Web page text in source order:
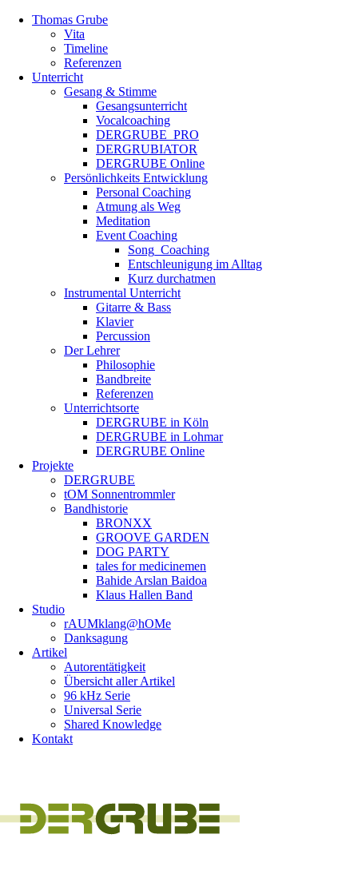
Thomas Grube
Vita
Timeline
Referenzen
Unterricht
Gesang & Stimme
Gesangsunterricht
Vocalcoaching
DERGRUBE_PRO
DERGRUBIATOR
DERGRUBE Online
Persönlichkeits Entwicklung
Personal Coaching
Atmung als Weg
Meditation
Event Coaching
Song_Coaching
Entschleunigung im Alltag
Kurz durchatmen
Instrumental Unterricht
Gitarre & Bass
Klavier
Percussion
Der Lehrer
Philosophie
Bandbreite
Referenzen
Unterrichtsorte
DERGRUBE in Köln
DERGRUBE in Lohmar
DERGRUBE Online
Projekte
DERGRUBE
tOM Sonnentrommler
Bandhistorie
BRONXX
GROOVE GARDEN
DOG PARTY
tales for medicinemen
Bahide Arslan Baidoa
Klaus Hallen Band
Studio
rAUMklang@hOMe
Danksagung
Artikel
Autorentätigkeit
Übersicht aller Artikel
96 kHz Serie
Universal Serie
Shared Knowledge
Kontakt